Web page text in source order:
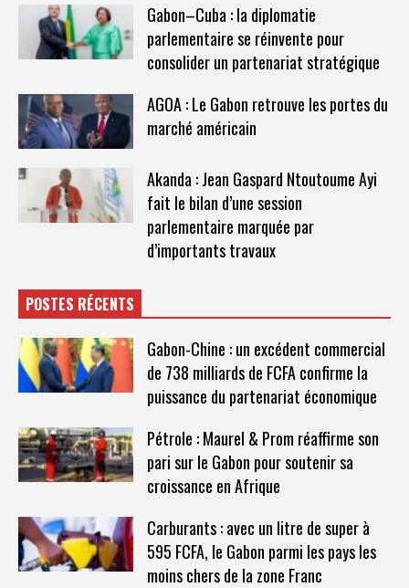
Gabon–Cuba : la diplomatie
parlementaire se réinvente pour
consolider un partenariat stratégique
AGOA : Le Gabon retrouve les portes du
marché américain
Akanda : Jean Gaspard Ntoutoume Ayi
fait le bilan d’une session
parlementaire marquée par
d’importants travaux
POSTES RÉCENTS
Gabon-Chine : un excédent commercial
de 738 milliards de FCFA confirme la
puissance du partenariat économique
Pétrole : Maurel & Prom réaffirme son
pari sur le Gabon pour soutenir sa
croissance en Afrique
Carburants : avec un litre de super à
595 FCFA, le Gabon parmi les pays les
moins chers de la zone Franc